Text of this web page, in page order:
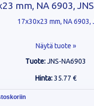
mm, NA 6903, JNS
Näytä tuote »
Tuote:JNS-NA6903
Hinta:35.77 €